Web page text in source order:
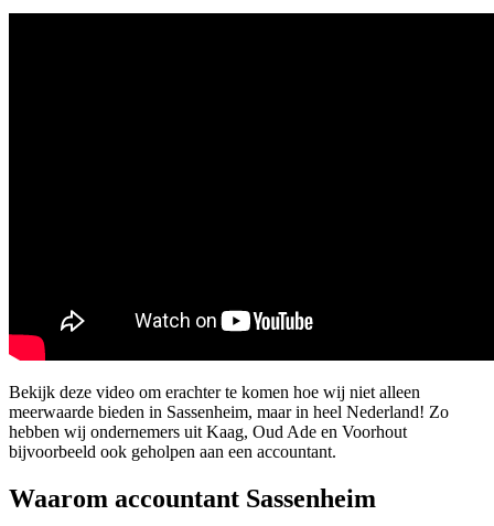
Bekijk deze video om erachter te komen hoe wij niet alleen
meerwaarde bieden in Sassenheim, maar in heel Nederland! Zo
hebben wij ondernemers uit Kaag, Oud Ade en Voorhout
bijvoorbeeld ook geholpen aan een accountant.
Waarom accountant Sassenheim